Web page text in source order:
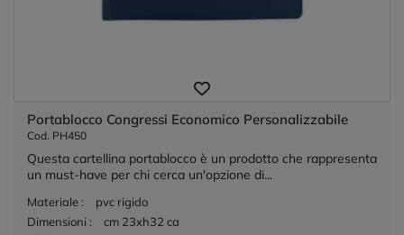
Portablocco Congressi Economico Personalizzabile
Cod. PH450
Questa cartellina portablocco è un prodotto che rappresenta
un must-have per chi cerca un'opzione di...
Materiale :
pvc rigido
Dimensioni :
cm 23xh32 ca